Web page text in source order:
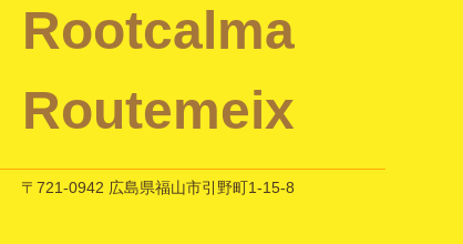
Rootcalma
Routemeix
〒721-0942 広島県福山市引野町1-15-8